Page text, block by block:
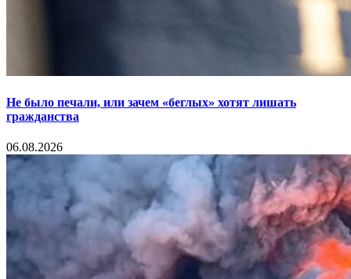
Не было печали, или зачем «беглых» хотят лишать
гражданства
06.08.2026